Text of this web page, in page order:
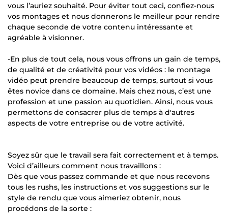
vous l’auriez souhaité. Pour éviter tout ceci, confiez-nous
vos montages et nous donnerons le meilleur pour rendre
chaque seconde de votre contenu intéressante et
agréable à visionner.
-En plus de tout cela, nous vous offrons un gain de temps,
de qualité et de créativité pour vos vidéos : le montage
vidéo peut prendre beaucoup de temps, surtout si vous
êtes novice dans ce domaine. Mais chez nous, c’est une
profession et une passion au quotidien. Ainsi, nous vous
permettons de consacrer plus de temps à d'autres
aspects de votre entreprise ou de votre activité.
Soyez sûr que le travail sera fait correctement et à temps.
Voici d’ailleurs comment nous travaillons :
Dès que vous passez commande et que nous recevons
tous les rushs, les instructions et vos suggestions sur le
style de rendu que vous aimeriez obtenir, nous
procédons de la sorte :